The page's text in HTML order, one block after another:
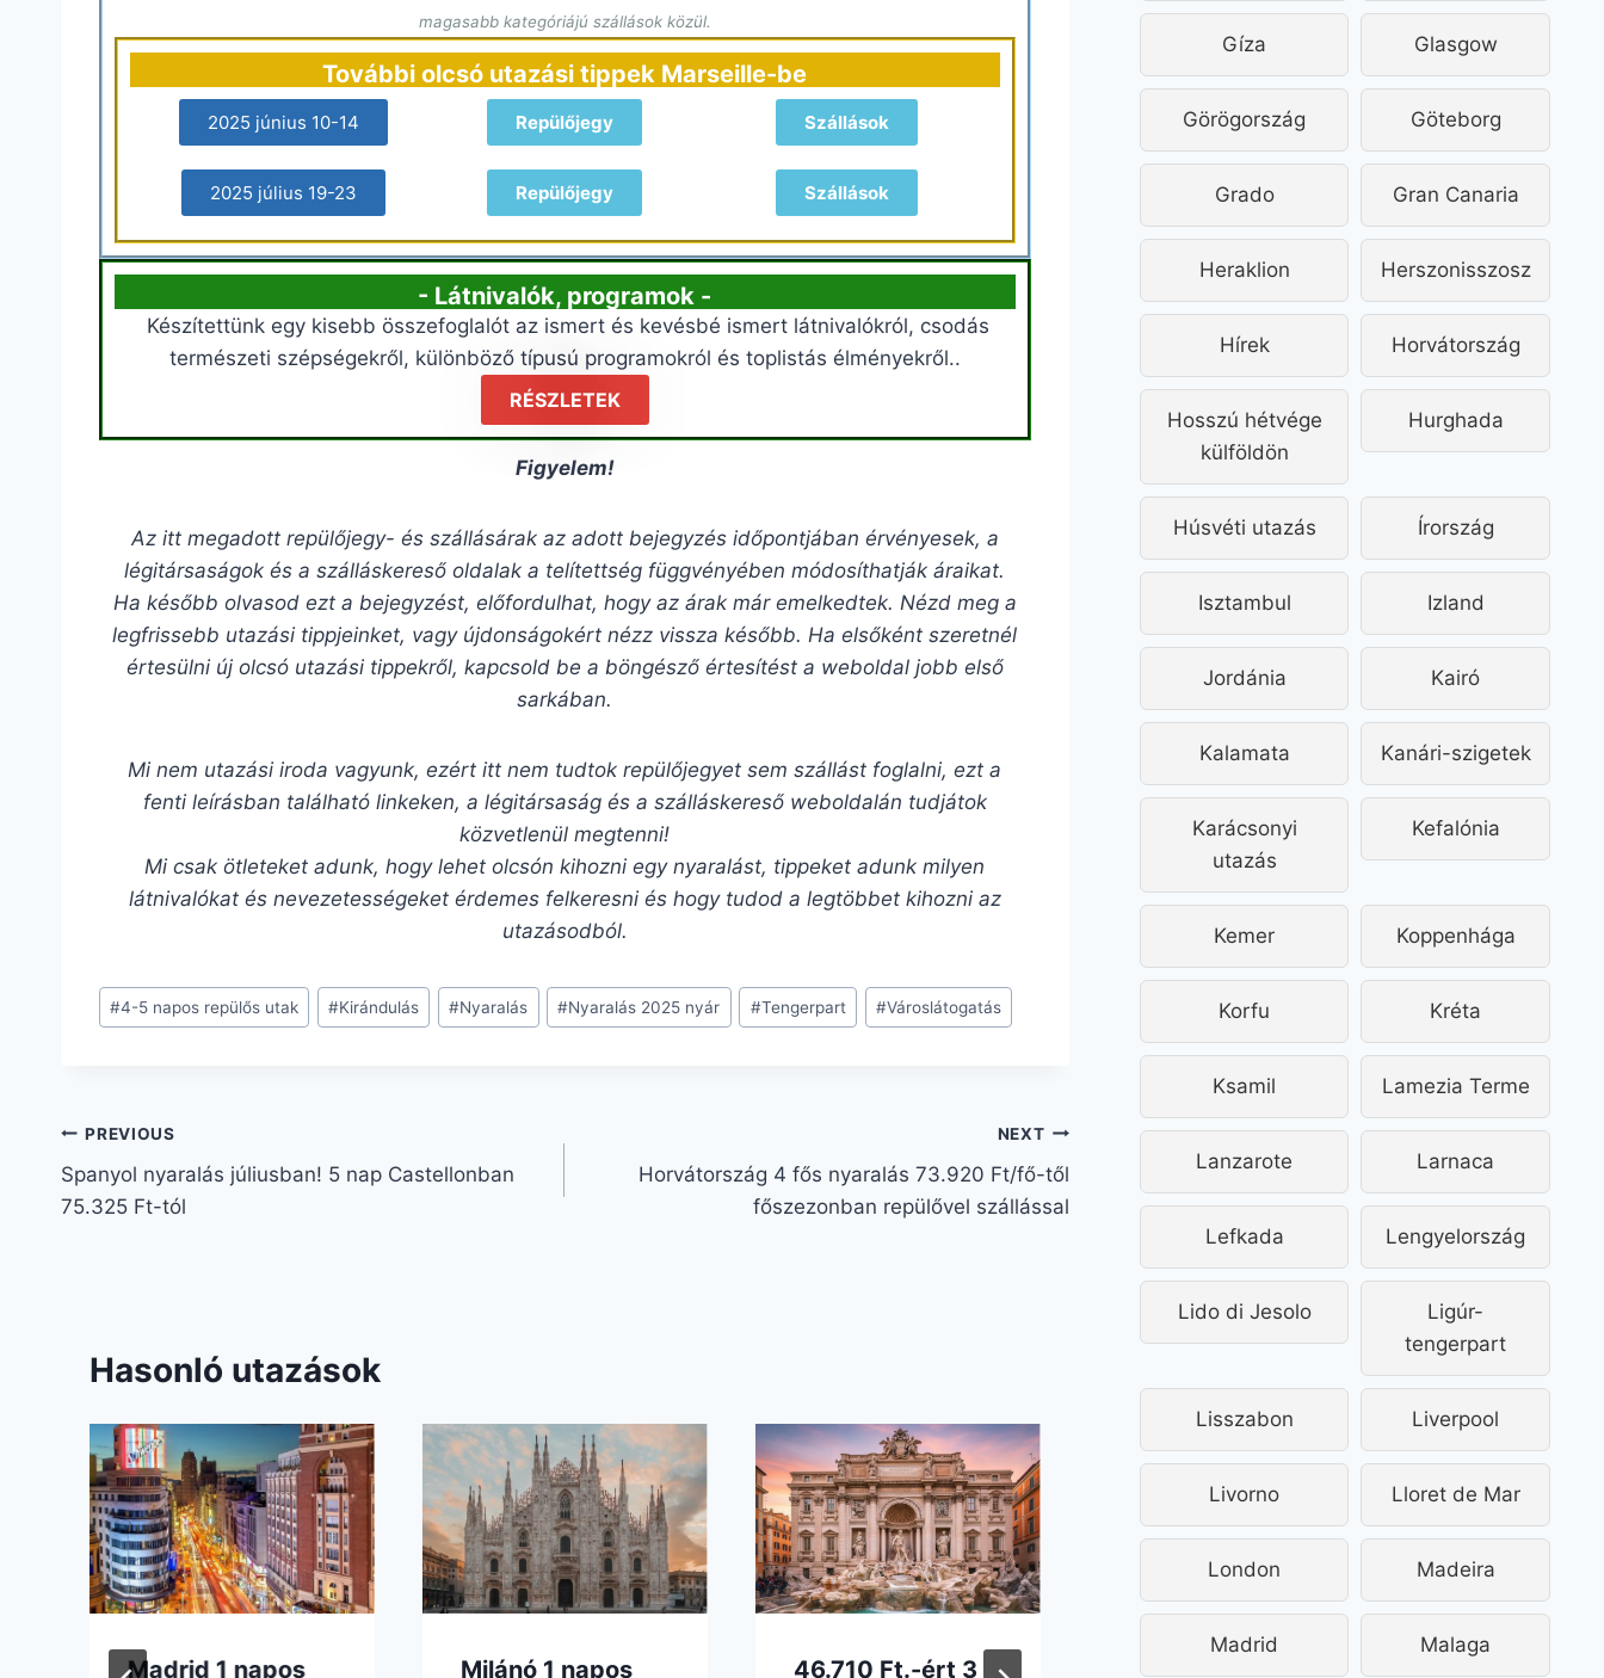
magasabb kategóriájú szállások közül.
További olcsó utazási tippek Marseille-be
2025 június 10-14 Repülőjegy Szállások
2025 július 19-23 Repülőjegy Szállások
- Látnivalók, programok -
Készítettünk egy kisebb összefoglalót az ismert és kevésbé ismert látnivalókról, csodás
természeti szépségekről, különböző típusú programokról és toplistás élményekről..
RÉSZLETEK
Figyelem!
Az itt megadott repülőjegy- és szállásárak az adott bejegyzés időpontjában érvényesek, a
légitársaságok és a szálláskereső oldalak a telítettség függvényében módosíthatják áraikat.
Ha később olvasod ezt a bejegyzést, előfordulhat, hogy az árak már emelkedtek. Nézd meg a
legfrissebb utazási tippjeinket, vagy újdonságokért nézz vissza később. Ha elsőként szeretnél
értesülni új olcsó utazási tippekről, kapcsold be a böngésző értesítést a weboldal jobb első
sarkában.
Mi nem utazási iroda vagyunk, ezért itt nem tudtok repülőjegyet sem szállást foglalni, ezt a
fenti leírásban található linkeken, a légitársaság és a szálláskereső weboldalán tudjátok
közvetlenül megtenni!
Mi csak ötleteket adunk, hogy lehet olcsón kihozni egy nyaralást, tippeket adunk milyen
látnivalókat és nevezetességeket érdemes felkeresni és hogy tudod a legtöbbet kihozni az
utazásodból.
#4-5 napos repülős utak #Kirándulás #Nyaralás #Nyaralás 2025 nyár #Tengerpart #Városlátogatás
PREVIOUS
Spanyol nyaralás júliusban! 5 nap Castellonban
75.325 Ft-tól
NEXT
Horvátország 4 fős nyaralás 73.920 Ft/fő-től
főszezonban repülővel szállással
Hasonló utazások
Madrid 1 napos Milánó 1 napos 46.710 Ft.-ért 3 Róma 1 napos 49.325 Ft-
Gíza Glasgow
Görögország Göteborg
Grado Gran Canaria
Heraklion Herszonisszosz
Hírek Horvátország
Hosszú hétvége
külföldön
Hurghada
Húsvéti utazás Írország
Isztambul Izland
Jordánia Kairó
Kalamata Kanári-szigetek
Karácsonyi
utazás
Kefalónia
Kemer Koppenhága
Korfu Kréta
Ksamil Lamezia Terme
Lanzarote Larnaca
Lefkada Lengyelország
Lido di Jesolo
Ligúr-
tengerpart
Lisszabon Liverpool
Livorno Lloret de Mar
London Madeira
Madrid Malaga